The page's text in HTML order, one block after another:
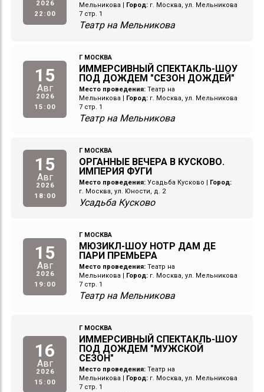
2026
22:00
Мельникова
Город: г. Москва, ул. Мельникова
7 стр. 1
Театр на Мельникова
15
Авг
2026
15:00
Г МОСКВА
ИММЕРСИВНЫЙ СПЕКТАКЛЬ-ШОУ
ПОД ДОЖДЕМ "СЕЗОН ДОЖДЕЙ"
Место проведения: Театр на
Мельникова
Город: г. Москва, ул. Мельникова
7 стр. 1
Театр на Мельникова
15
Авг
2026
18:00
Г МОСКВА
ОРГАННЫЕ ВЕЧЕРА В КУСКОВО.
ИМПЕРИЯ ФУГИ
Место проведения: Усадьба Кусково
Город:
г. Москва, ул. Юности, д. 2
Усадьба Кусково
15
Авг
2026
19:00
Г МОСКВА
МЮЗИКЛ-ШОУ НОТР ДАМ ДЕ
ПАРИ ПРЕМЬЕРА
Место проведения: Театр на
Мельникова
Город: г. Москва, ул. Мельникова
7 стр. 1
Театр на Мельникова
16
Авг
2026
15:00
Г МОСКВА
ИММЕРСИВНЫЙ СПЕКТАКЛЬ-ШОУ
ПОД ДОЖДЕМ "МУЖСКОЙ
СЕЗОН"
Место проведения: Театр на
Мельникова
Город: г. Москва, ул. Мельникова
7 стр. 1